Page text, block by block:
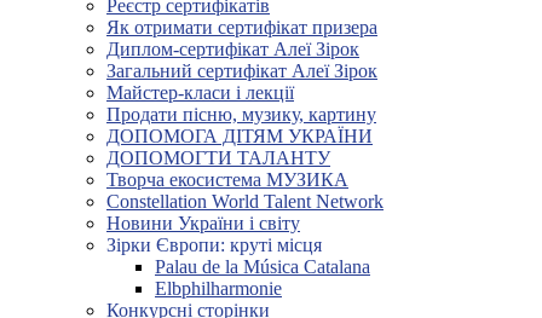
Реєстр сертифікатів
Як отримати сертифікат призера
Диплом-сертифікат Алеї Зірок
Загальний сертифікат Алеї Зірок
Майстер-класи і лекції
Продати пісню, музику, картину
ДОПОМОГА ДІТЯМ УКРАЇНИ
ДОПОМОГТИ ТАЛАНТУ
Творча екосистема МУЗИКА
Constellation World Talent Network
Новини України і світу
Зірки Європи: круті місця
Palau de la Música Catalana
Elbphilharmonie
Конкурсні сторінки